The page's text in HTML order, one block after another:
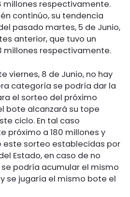
millones respectivamente.
continúo, su tendencia
pasado martes, 5 de Junio,
anterior, que tuvo un
millones respectivamente.
viernes, 8 de Junio, no hay
categoría se podría dar la
el sorteo del próximo
bote alcanzará su tope
ciclo. En tal caso
próximo a 180 millones y
este sorteo establecidas por
Estado, en caso de no
podría acumular el mismo
se jugaría el mismo bote el